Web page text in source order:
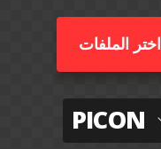
اختر الملفات
PICON